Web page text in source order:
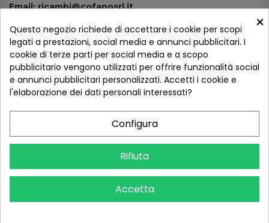
Email: ricambi@cofanosrl.it
Tel.: +39 080 44 13 478
WhatsApp: +39 334 98 51 100
Metodi di pagamento
×
Questo negozio richiede di accettare i cookie per scopi
legati a prestazioni, social media e annunci pubblicitari. I
cookie di terze parti per social media e a scopo
pubblicitario vengono utilizzati per offrire funzionalità social
e annunci pubblicitari personalizzati. Accetti i cookie e
l'elaborazione dei dati personali interessati?
Configura
Rifiuta
Accetta